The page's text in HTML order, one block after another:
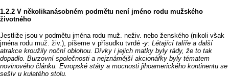
V několikanásobném podmětu není jméno rodu mužského
životného
Jestliže jsou v podmětu jména rodu muž. neživ. nebo ženského (nikoli však
jména rodu muž. živ.), píšeme v přísudku tvrdé ‑y: Létající talíře a další
atrakce kroužily noční oblohou. Dívky i jejich matky byly rády, že to tak
dopadlo. Burzovní společnosti a nejznámější akcionářky byly tématem
novinového článku. Evropské státy a mocnosti jihoamerického kontinentu se
sešly u kulatého stolu.